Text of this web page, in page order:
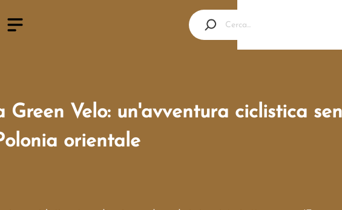
Green Velo: un'avventura ciclistica
orientale